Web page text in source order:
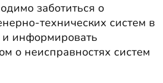
заботиться о
технических систем в
и информировать
о неисправностях систем